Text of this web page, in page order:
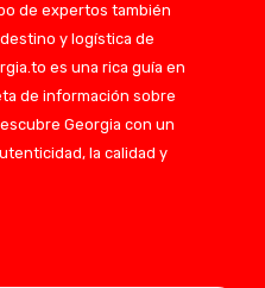
de expertos también
y logística de
es una rica guía en
de información sobre
Georgia con un
la calidad y